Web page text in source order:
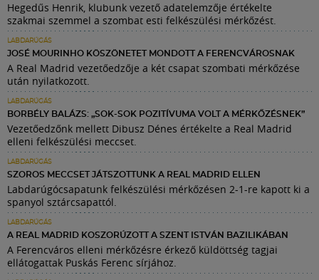
Hegedűs Henrik, klubunk vezető adatelemzője értékelte
szakmai szemmel a szombat esti felkészülési mérkőzést.
LABDARÚGÁS
JOSÉ MOURINHO KÖSZÖNETET MONDOTT A FERENCVÁROSNAK
A Real Madrid vezetőedzője a két csapat szombati mérkőzése
után nyilatkozott.
LABDARÚGÁS
BORBÉLY BALÁZS: „SOK-SOK POZITÍVUMA VOLT A MÉRKŐZÉSNEK”
Vezetőedzőnk mellett Dibusz Dénes értékelte a Real Madrid
elleni felkészülési meccset.
LABDARÚGÁS
SZOROS MECCSET JÁTSZOTTUNK A REAL MADRID ELLEN
Labdarúgócsapatunk felkészülési mérkőzésen 2-1-re kapott ki a
spanyol sztárcsapattól.
LABDARÚGÁS
A REAL MADRID KOSZORÚZOTT A SZENT ISTVÁN BAZILIKÁBAN
A Ferencváros elleni mérkőzésre érkező küldöttség tagjai
ellátogattak Puskás Ferenc sírjához.